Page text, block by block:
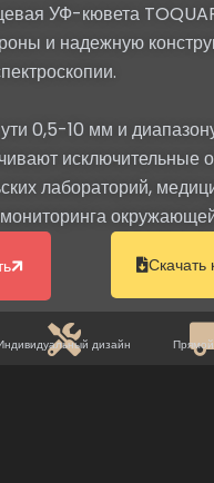
УФ-кювета
и надежную
0,5-10 мм и
исключительные
лабораторий,
Скачать
дизайн